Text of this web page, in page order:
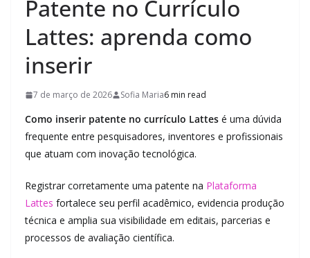
Patente no Currículo
Lattes: aprenda como
inserir
7 de março de 2026 Sofia Maria6 min read
Como inserir patente no currículo Lattes é uma dúvida
frequente entre pesquisadores, inventores e profissionais
que atuam com inovação tecnológica.
Registrar corretamente uma patente na Plataforma
Lattes fortalece seu perfil acadêmico, evidencia produção
técnica e amplia sua visibilidade em editais, parcerias e
processos de avaliação científica.